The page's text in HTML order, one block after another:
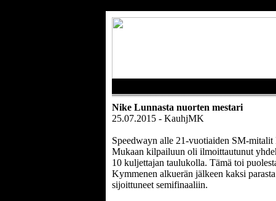
Nike Lunnasta nuorten mestari
25.07.2015 - KauhjMK
Speedwayn alle 21-vuotiaiden SM-
Mukaan kilpailuun oli ilmoittautunut
10 kuljettajan taulukolla. Tämä toi
Kymmenen alkuerän jälkeen kaksi
sijoittuneet semifinaaliin.